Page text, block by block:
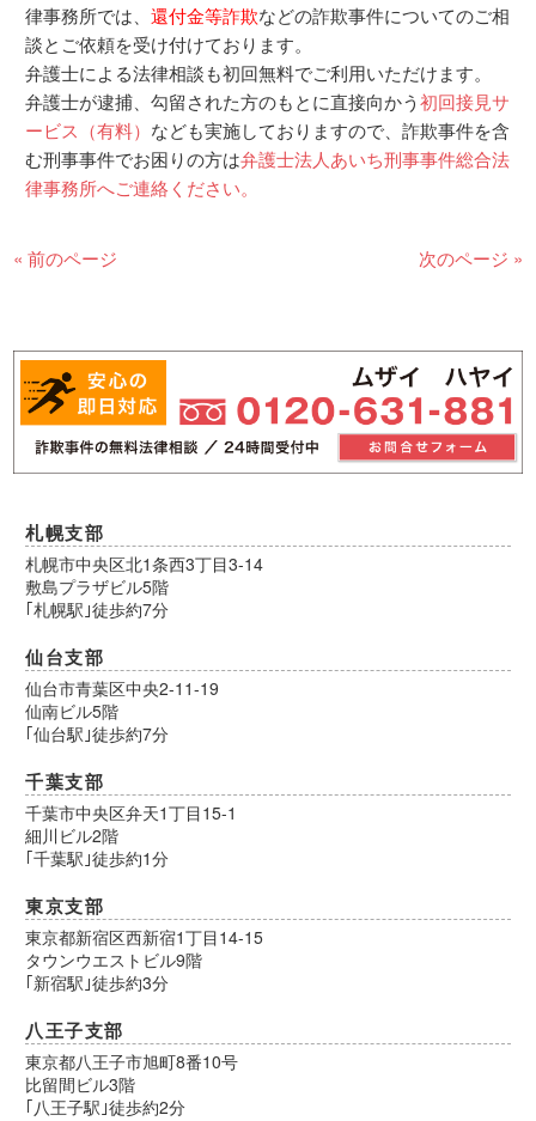
律事務所では、還付金等詐欺などの詐欺事件についてのご相
談とご依頼を受け付けております。
弁護士による法律相談も初回無料でご利用いただけます。
弁護士が逮捕、勾留された方のもとに直接向かう初回接見サ
ービス（有料） なども実施しておりますので、詐欺事件を含
む刑事事件でお困りの方は弁護士法人あいち刑事事件総合法
律事務所へご連絡ください。
« 前のページ 次のページ »
札幌支部
札幌市中央区北1条西3丁目3-14
敷島プラザビル5階
｢札幌駅｣徒歩約7分
仙台支部
仙台市青葉区中央2-11-19
仙南ビル5階
｢仙台駅｣徒歩約7分
千葉支部
千葉市中央区弁天1丁目15-1
細川ビル2階
｢千葉駅｣徒歩約1分
東京支部
東京都新宿区西新宿1丁目14-15
タウンウエストビル9階
｢新宿駅｣徒歩約3分
八王子支部
東京都八王子市旭町8番10号
比留間ビル3階
｢八王子駅｣徒歩約2分